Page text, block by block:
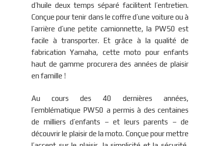
d’huile deux temps séparé facilitent l’entretien.
Conçue pour tenir dans le coffre d’une voiture ou à
l’arrière d’une petite camionnette, la PW50 est
facile à transporter. Et grâce à la qualité de
fabrication Yamaha, cette moto pour enfants
haut de gamme procurera des années de plaisir
en famille !
Au cours des 40 dernières années,
l’emblématique PW50 a permis à des centaines
de milliers d’enfants – et leurs parents – de
découvrir le plaisir de la moto. Conçue pour mettre